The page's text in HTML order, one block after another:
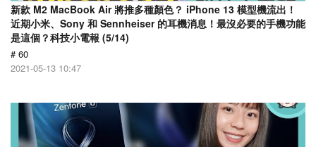
新款 M2 MacBook Air 將推多種顏色？ iPhone 13 模型機流出！
近期小米、Sony 和 Sennheiser 的耳機消息！最沒必要的手機功能
是這個？科技小電報 (5/14)
# 60
2021-05-13 10:47